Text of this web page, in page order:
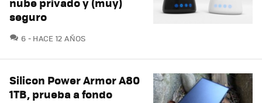
seguro
6 COMENTARIOS
HACE 12 AÑOS
Silicon Power Armor A80
1TB, prueba a fondo